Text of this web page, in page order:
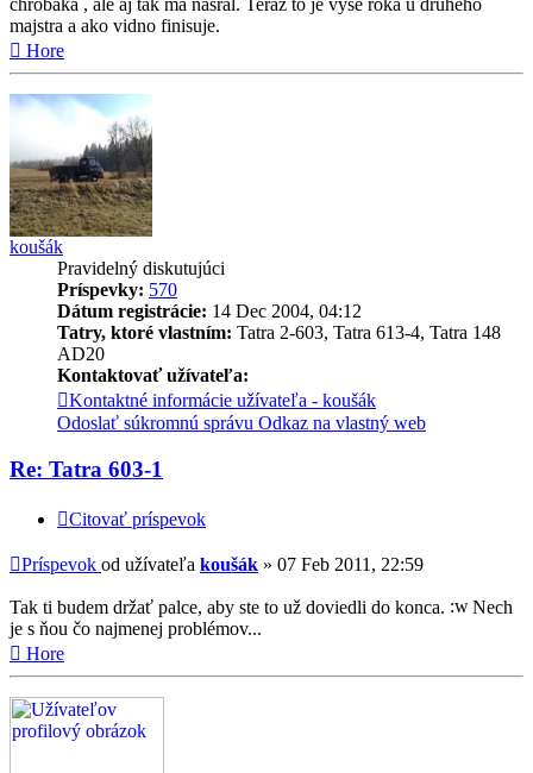
chrobaka , ale aj tak ma nasral. Teraz to je vyse roka u druheho
majstra a ako vidno finisuje.
Hore
koušák
Pravidelný diskutujúci
Príspevky: 570
Dátum registrácie: 14 Dec 2004, 04:12
Tatry, ktoré vlastním: Tatra 2-603, Tatra 613-4, Tatra 148
AD20
Kontaktovať užívateľa:
Kontaktné informácie užívateľa - koušák
Odoslať súkromnú správu Odkaz na vlastný web
Re: Tatra 603-1
Citovať príspevok
Príspevok od užívateľa koušák » 07 Feb 2011, 22:59
Tak ti budem držať palce, aby ste to už doviedli do konca.
Nech
je s ňou čo najmenej problémov...
Hore